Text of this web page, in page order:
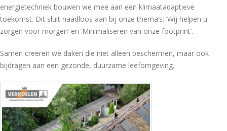
energietechniek bouwen we mee aan een klimaatadaptieve
toekomst. Dit sluit naadloos aan bij onze thema’s: ‘Wij helpen u
zorgen voor morgen’ en ‘Minimaliseren van onze footprint’.
Samen creëren we daken die niet alleen beschermen, maar ook
bijdragen aan een gezonde, duurzame leefomgeving.